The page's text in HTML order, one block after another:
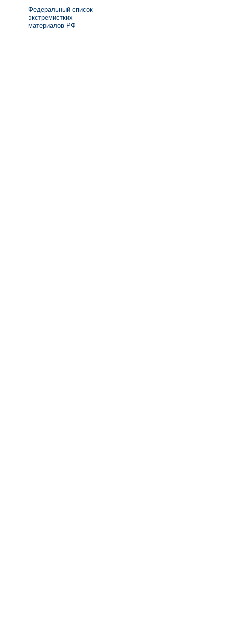
Федеральный список
экстремистких
материалов РФ